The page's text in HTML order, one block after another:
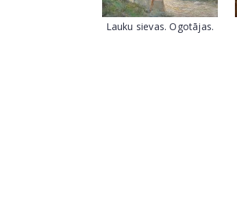
Lauku sievas. Ogotājas.